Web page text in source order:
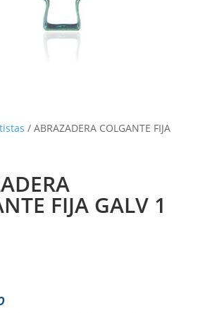
/ ABRAZADERA COLGANTE FIJA
FIJA GALV 1